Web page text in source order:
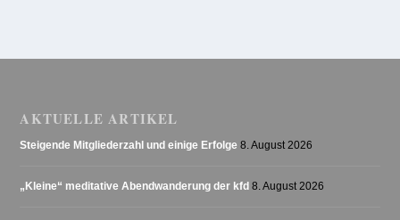
AKTUELLE ARTIKEL
Steigende Mitgliederzahl und einige Erfolge 8. August 2026
„Kleine“ meditative Abendwanderung der kfd 8. August 2026